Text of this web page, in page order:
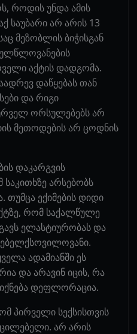
როდის უნდა ამის
საუბარი არ არის 13
მეზობლის ბიჭისგან
აქტის დადგომა.
დაწყებას თან
და რიგი
ორსულებებს არ
მეთოდების არ ცოდნის
დაკარგვის
საკითხზე არსებობს
თუმცა ექიმების დიდი
რომ საქალწულე
ელასტიურობას და
ადამიანში ეს
და არავინ იცის, რა
დეფლორაცია.
პირველი სექსისთვის
არ არის